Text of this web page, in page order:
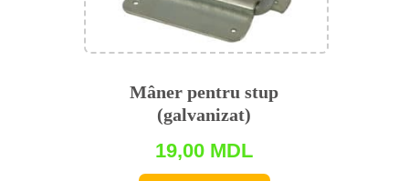
Mâner pentru stup
(galvanizat)
19,00 MDL